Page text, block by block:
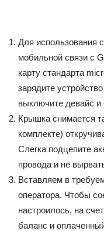
Для использования
мобильной связи с
карту стандарта
зарядите
выключите девайс
Крышка снимается
комплекте)
Слегка подцепите
провода и не
Вставляем в
оператора. Чтобы
настроилось, на
баланс и